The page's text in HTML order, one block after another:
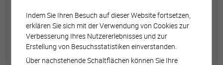
Adresses utiles en ville de Sierre
Indem Sie Ihren Besuch auf dieser Website fortsetzen,
erklären Sie sich mit der Verwendung von Cookies zur
Verbesserung Ihres Nutzererlebnisses und zur
Erstellung von Besuchsstatistiken einverstanden.
Über nachstehende Schaltflächen können Sie Ihre